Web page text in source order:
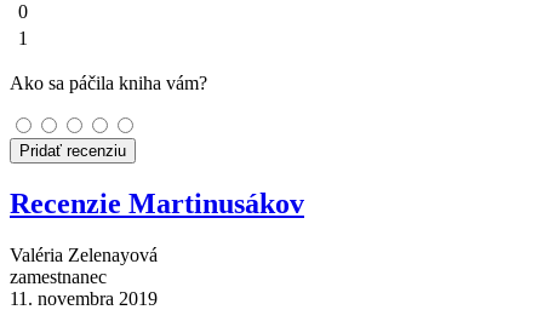
0
1
Ako sa páčila kniha vám?
Pridať recenziu
Recenzie Martinusákov
Valéria Zelenayová
zamestnanec
11. novembra 2019